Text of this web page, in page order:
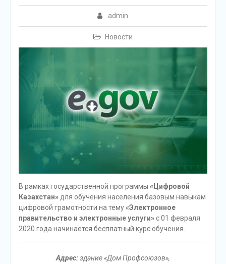
admin
Новости
В рамках государственной программы «Цифровой
Казахстан» для обучения населения базовым навыкам
цифровой грамотности на тему«Электронное
правительство и электронные услуги»с 01 февраля
2020 года начинается бесплатный курс обучения.
Адрес:здание «Дом Профсоюзов»,